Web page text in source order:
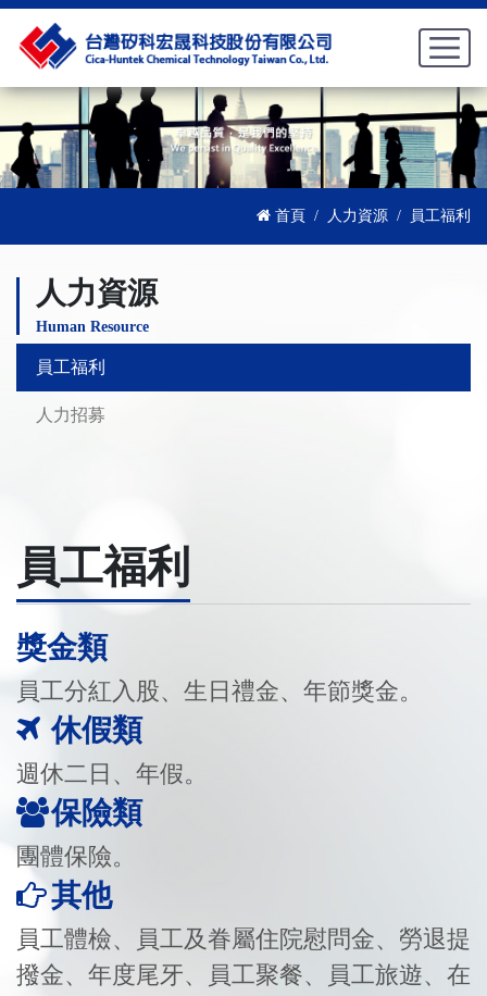
首頁 人力資源 員工福利
人力資源
Human Resource
員工福利
人力招募
員工福利
獎金類
員工分紅入股、生日禮金、年節獎金。
休假類
週休二日、年假。
保險類
團體保險。
其他
員工體檢、員工及眷屬住院慰問金、勞退提
撥金、年度尾牙、員工聚餐、員工旅遊、在